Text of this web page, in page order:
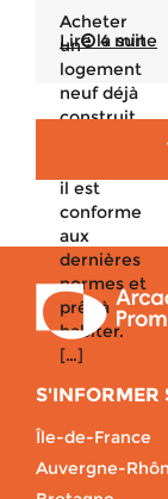
Acheter
un
logement
neuf déjà
construit
il est
conforme
aux
dernières
normes et
prêt à
habiter.
[…]
Lire la suite
4 min
S'INFORMER
Île-de-France
Auvergne-